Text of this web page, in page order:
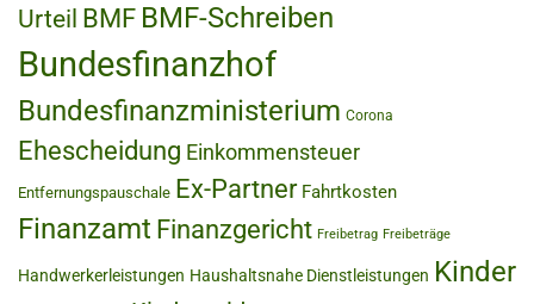
Urteil BMF BMF-Schreiben
Bundesfinanzhof
Bundesfinanzministerium Corona
Ehescheidung Einkommensteuer
Entfernungspauschale Ex-Partner Fahrtkosten
Finanzamt Finanzgericht Freibetrag Freibeträge
Handwerkerleistungen Haushaltsnahe Dienstleistungen Kinder